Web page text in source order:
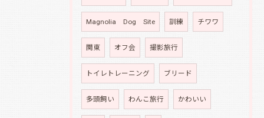
Magnolia Dog Site 訓練 チワワ
関東 オフ会 撮影旅行
トイレトレーニング ブリード
多頭飼い わんこ旅行 かわいい